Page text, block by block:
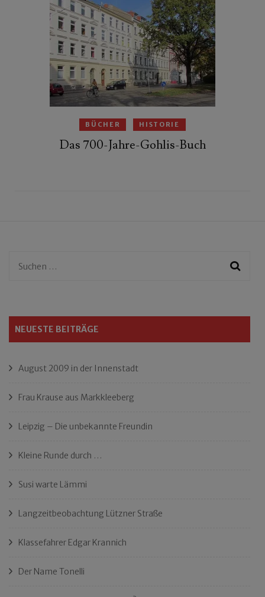
BÜCHER HISTORIE
Das 700-Jahre-Gohlis-Buch
Suchen
NEUESTE BEITRÄGE
August 2009 in der Innenstadt
Frau Krause aus Markkleeberg
Leipzig – Die unbekannte Freundin
Kleine Runde durch …
Susi warte Lämmi
Langzeitbeobachtung Lützner Straße
Klassefahrer Edgar Krannich
Der Name Tonelli